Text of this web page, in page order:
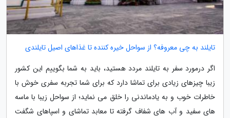
تایلند به چی معروفه؟ از سواحل خیره کننده تا غذاهای اصیل تایلندی
اگر درمورد سفر به تایلند مردد هستید، باید به شما بگوییم این کشور
زیبا چیزهای زیادی برای تماشا دارد که برای شما تجربه سفری خوش با
خاطرات خوب و به یادماندنی را خلق می نماید؛ از سواحل زیبا با ماسه
های سفید و آب های شفاف گرفته تا معابد تماشای و اسپاهای شگفت